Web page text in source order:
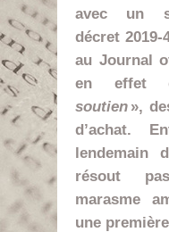
avec un
décret 2019-
au Journal
en effet
soutien »,
d’achat.
lendemain
résout
marasme
une